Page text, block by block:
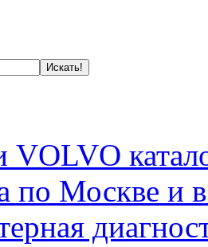
VOLVO
по Москве и